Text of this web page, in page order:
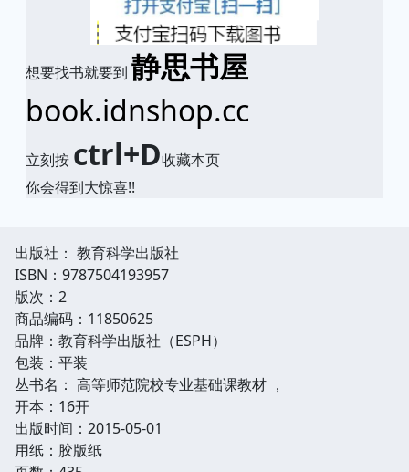
想要找书就要到 静思书屋
book.idnshop.cc
立刻按 ctrl+D收藏本页
你会得到大惊喜!!
出版社： 教育科学出版社
ISBN：9787504193957
版次：2
商品编码：11850625
品牌：教育科学出版社（ESPH）
包装：平装
丛书名： 高等师范院校专业基础课教材 ，
开本：16开
出版时间：2015-05-01
用纸：胶版纸